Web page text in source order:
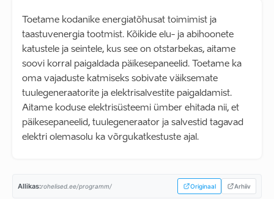
Toetame kodanike energiatõhusat toimimist ja
taastuvenergia tootmist. Kõikide elu- ja abihoonete
katustele ja seintele, kus see on otstarbekas, aitame
soovi korral paigaldada päikesepaneelid. Toetame ka
oma vajaduste katmiseks sobivate väiksemate
tuulegeneraatorite ja elektrisalvestite paigaldamist.
Aitame koduse elektrisüsteemi ümber ehitada nii, et
päikesepaneelid, tuulegeneraator ja salvestid tagavad
elektri olemasolu ka võrgukatkestuste ajal.
Allikas:rohelised.ee/programm/ Originaal Arhiiv